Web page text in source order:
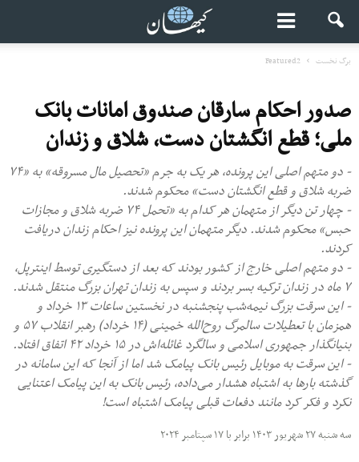
برگ نخست Featured2
صدور احکام سارقان صندوق امانات بانک
ملی؛ قطع انگشتان دست، شلاق و زندان
- دو متهم اصلی این پرونده، هر یک به جرم «تحصیل مال مسروقه» به «۷۴
ضربه شلاق و قطع انگشتان دست» محکوم شدند.
- چهار تن دیگر از متهمان هر کدام به «تحمل ۷۴ ضربه شلاق و مجازات
حبس» محکوم شدند. دیگر متهمان این پرونده نیز احکام زندان دریافت
کردند.
- دو متهم اصلی خارج از کشور بودند که بعد از دستگیری توسط اینترپل،
۷ ماه در زندان ترکیه بسر بردند و سپس به زندان تهران بزرگ منتقل شدند.
- این سرقت بزرگ نیمه‌شب پنجشنبه در نخستین ساعات ۱۳ خرداد و
همزمان با تعطیلات سالمرگ روح‌الله خمینی (۱۴ خرداد) رهبر انقلاب ۵۷ و
بنیانگذار جمهوری اسلامی و سالگرد غائله‌اش در ۱۵ خرداد ۴۲ اتفاق افتاد.
- این سرقت به موبایل رئیس بانک پیامک شد اما از آنجا که این سامانه در
گذشته بارها به اشتباه هشدار می‌داده، رئیس بانک به این پیامک اعتنایی
نکرد و فکر کرد مانند دفعات قبلی پیامک اشتباه است!
سه شنبه ۲۷ شهریور ۱۴۰۳ برابر با ۱۷ سپتامبر ۲۰۲۴